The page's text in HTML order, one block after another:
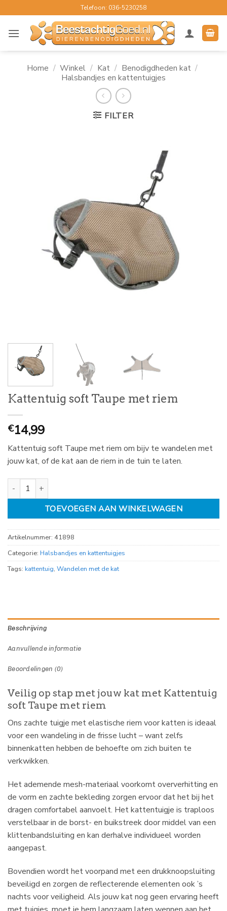
naar
inhoud
Telefoon: 036-5230258
Home / Winkel / Kat / Benodigdheden kat /
Halsbandjes en kattentuigjes
FILTER
Kattentuig soft Taupe met riem
€14,99
Kattentuig soft Taupe met riem om bijv te wandelen met
jouw kat, of de kat aan de riem in de tuin te laten.
Kattentuig soft Taupe met riem aantal
TOEVOEGEN AAN WINKELWAGEN
Artikelnummer: 41898
Categorie: Halsbandjes en kattentuigjes
Tags: kattentuig, Wandelen met de kat
Beschrijving
Aanvullende informatie
Beoordelingen (0)
Veilig op stap met jouw kat met Kattentuig
soft Taupe met riem
Ons zachte tuigje met elastische riem voor katten is ideaal
voor een wandeling in de frisse lucht – want zelfs
binnenkatten hebben de behoefte om zich buiten te
verkwikken.
Het ademende mesh-materiaal voorkomt oververhitting en
de vorm en zachte bekleding zorgen ervoor dat het bij het
dragen comfortabel aanvoelt. Het kattentuigje is traploos
verstelbaar in de borst- en buikstreek door middel van een
klittenbandsluiting en kan derhalve individueel worden
aangepast.
Bovendien wordt het voorpand met een drukknoopsluiting
beveiligd en zorgen de reflecterende elementen ook ’s
nachts voor veiligheid. Als jouw kat nog geen ervaring heeft